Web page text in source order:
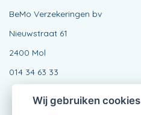
BeMo Verzekeringen bv
Nieuwstraat 61
2400 Mol
014 34 63 33
Wij gebruiken cookies